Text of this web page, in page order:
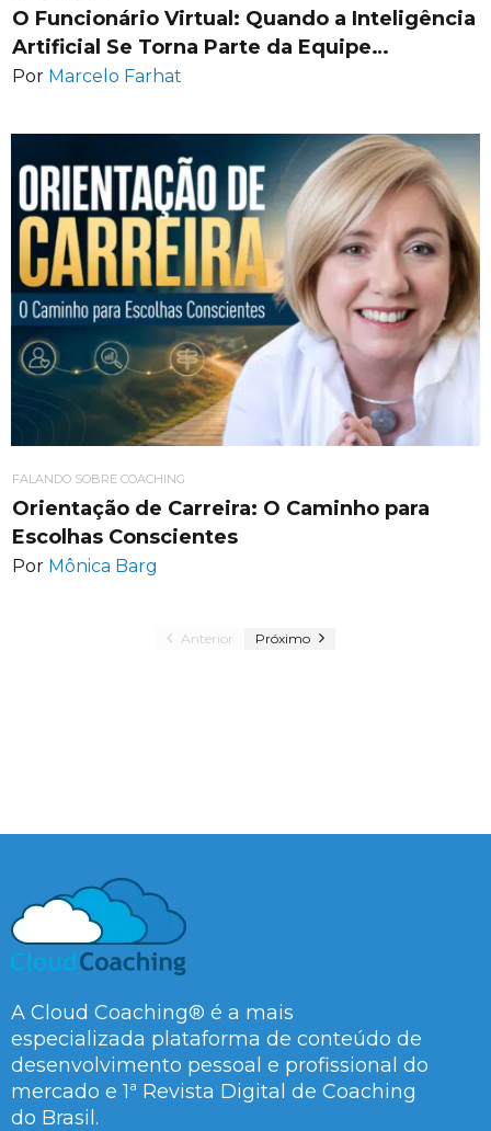
O Funcionário Virtual: Quando a Inteligência
Artificial Se Torna Parte da Equipe…
Por Marcelo Farhat
FALANDO SOBRE COACHING
Orientação de Carreira: O Caminho para
Escolhas Conscientes
Por Mônica Barg
Anterior Próximo
A Cloud Coaching® é a mais
especializada plataforma de conteúdo de
desenvolvimento pessoal e profissional do
mercado e 1ª Revista Digital de Coaching
do Brasil.